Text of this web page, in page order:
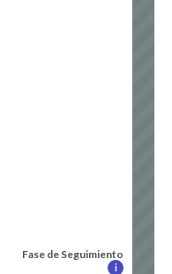
Fase de Seguimiento
i